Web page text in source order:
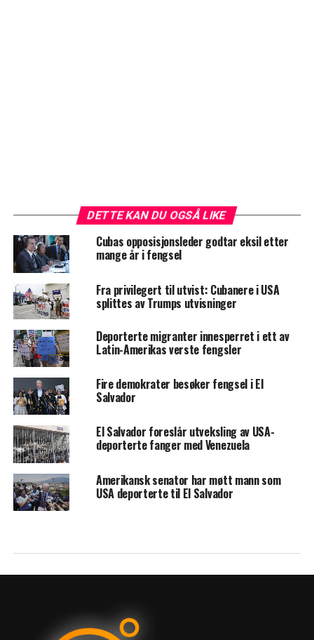
DETTE KAN DU OGSÅ LIKE
Cubas opposisjonsleder godtar eksil etter
mange år i fengsel
Fra privilegert til utvist: Cubanere i USA
splittes av Trumps utvisninger
Deporterte migranter innesperret i ett av
Latin-Amerikas verste fengsler
Fire demokrater besøker fengsel i El
Salvador
El Salvador foreslår utveksling av USA-
deporterte fanger med Venezuela
Amerikansk senator har møtt mann som
USA deporterte til El Salvador